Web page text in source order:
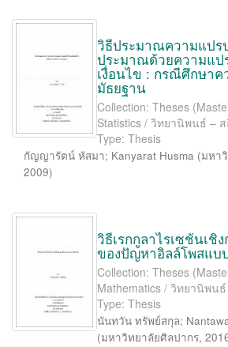
วิธีประมาณความแปร
ประมาณด้วยความแป
เงื่อนไข : กรณีศึกษา
มัธยฐาน
Collection: Theses
Statistics / วิทยานิพนธ์ –
Type: Thesis
กัญญารัตน์ หัสมา; Kanyarat Husma (มหา
2009)
วิธีเรกกูลาไรเซช้นเชิ
ของปัญหาอิลล์โพสแบ
Collection: Theses
Mathematics / วิทยานิพน
Type: Thesis
นันทวัน ทรัพย์สกุล;
(มหาวิทยาลัยศิลปากร,